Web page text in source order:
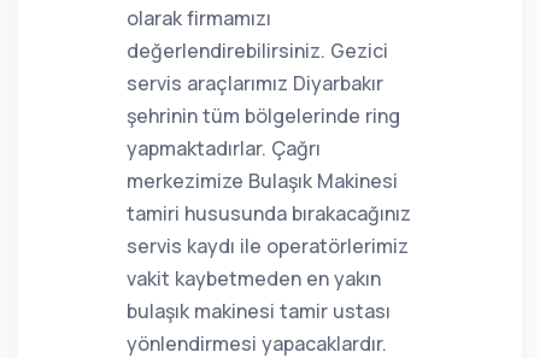
olarak firmamızı
değerlendirebilirsiniz. Gezici
servis araçlarımız Diyarbakır
şehrinin tüm bölgelerinde ring
yapmaktadırlar. Çağrı
merkezimize Bulaşık Makinesi
tamiri hususunda bırakacağınız
servis kaydı ile operatörlerimiz
vakit kaybetmeden en yakın
bulaşık makinesi tamir ustası
yönlendirmesi yapacaklardır.